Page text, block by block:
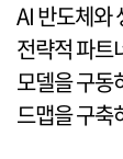
AI 반도체와
전략적 파트
모델을 구동
드맵을 구축